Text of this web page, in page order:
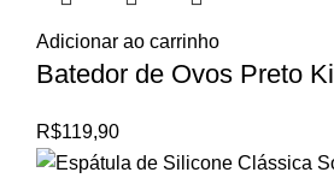
Adicionar ao carrinho
Batedor de Ovos Preto
R$119,90